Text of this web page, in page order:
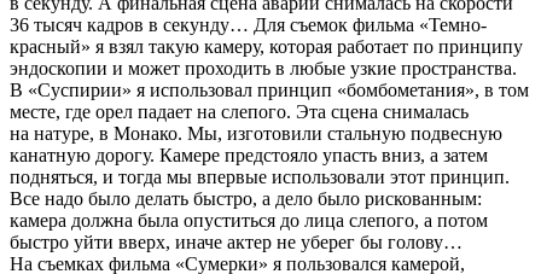
36 тысяч кадров в секунду… Для съемок фильма «Темно-
красный» я взял такую камеру, которая работает по принципу
эндоскопии и может проходить в любые узкие пространства.
В «Суспирии» я использовал принцип «бомбометания», в том
месте, где орел падает на слепого. Эта сцена снималась
на натуре, в Монако. Мы, изготовили стальную подвесную
канатную дорогу. Камере предстояло упасть вниз, а затем
подняться, и тогда мы впервые использовали этот принцип.
Все надо было делать быстро, а дело было рискованным:
камера должна была опуститься до лица слепого, а потом
быстро уйти вверх, иначе актер не уберег бы голову…
На съемках фильма «Сумерки» я пользовался камерой,